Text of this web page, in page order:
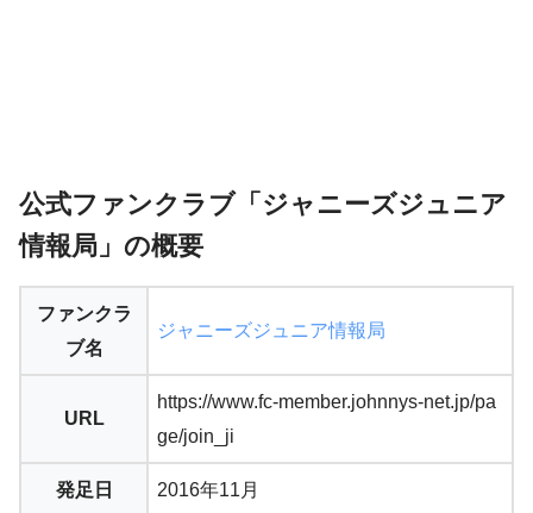
公式ファンクラブ「ジャニーズジュニア
情報局」の概要
ファンクラ
ブ名
ジャニーズジュニア情報局
URL
https://www.fc-member.johnnys-net.jp/pa
ge/join_ji
発足日 2016年11月